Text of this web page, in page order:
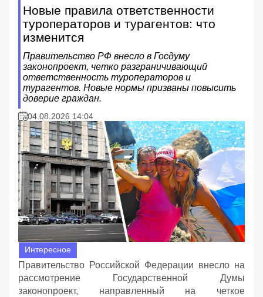
Новые правила ответственности
туроператоров и турагентов: что
изменится
Правительство РФ внесло в Госдуму
законопроект, четко разграничивающий
ответственность туроператоров и
турагентов. Новые нормы призваны повысить
доверие граждан.
04.08.2026 14:04
Интересное
Правительство Российской Федерации внесло на
рассмотрение Государственной Думы
законопроект, направленный на четкое